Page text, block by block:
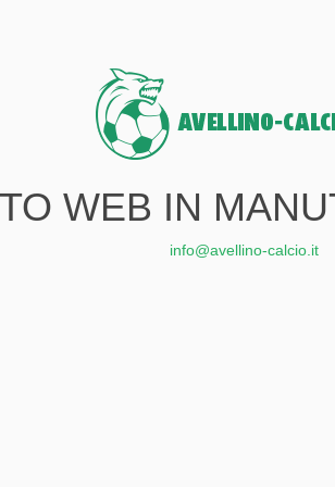
WEB IN
info@avellino-calcio.it